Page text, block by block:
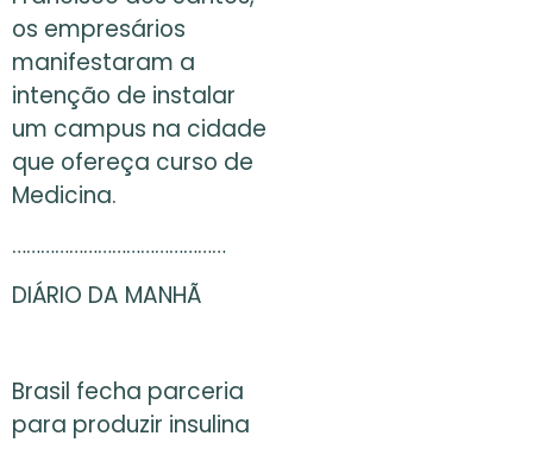
os empresários
manifestaram a
intenção de instalar
um campus na cidade
que ofereça curso de
Medicina.
………………………………………
DIÁRIO DA MANHÃ
Brasil fecha parceria
para produzir insulina